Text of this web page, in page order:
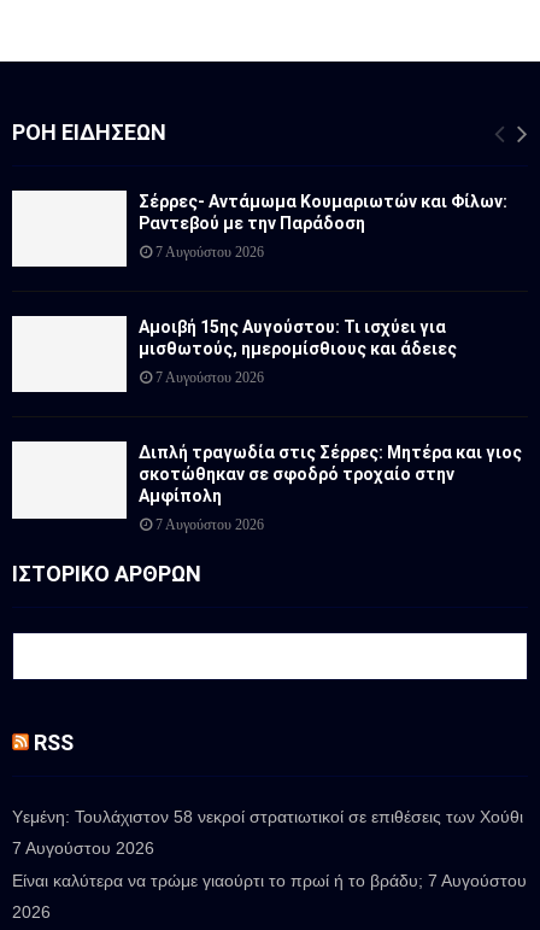
ΡΟΉ ΕΙΔΉΣΕΩΝ
Σέρρες- Αντάμωμα Κουμαριωτών και Φίλων:
Ραντεβού με την Παράδοση
7 Αυγούστου 2026
Αμοιβή 15ης Αυγούστου: Τι ισχύει για
μισθωτούς, ημερομίσθιους και άδειες
7 Αυγούστου 2026
Διπλή τραγωδία στις Σέρρες: Μητέρα και γιος
σκοτώθηκαν σε σφοδρό τροχαίο στην
Αμφίπολη
7 Αυγούστου 2026
ΙΣΤΟΡΙΚΟ ΑΡΘΡΩΝ
RSS
Υεμένη: Τουλάχιστον 58 νεκροί στρατιωτικοί σε επιθέσεις των Χούθι
7 Αυγούστου 2026
Είναι καλύτερα να τρώμε γιαούρτι το πρωί ή το βράδυ; 7 Αυγούστου
2026